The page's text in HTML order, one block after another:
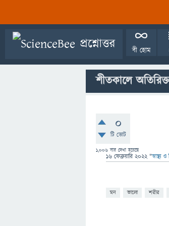
বী হোম
শীতকালে
0
টি ভোট
1,006 বার দেখা হয়েছে
16 ফেব্রুয়ারি 2022 "স্বাস্থ্য
মন ভালো শরীর